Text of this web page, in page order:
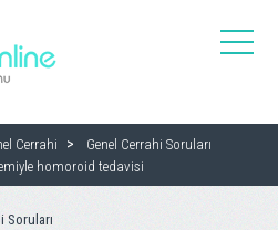
toggle
Cerrahi
Genel Cerrahi Soruları
homoroid tedavisi
Soruları